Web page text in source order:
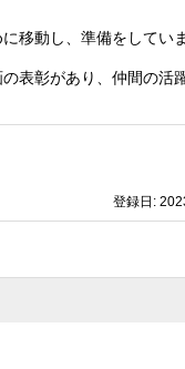
移動し、準備をしていま
表彰があり、仲間の活
登録日: